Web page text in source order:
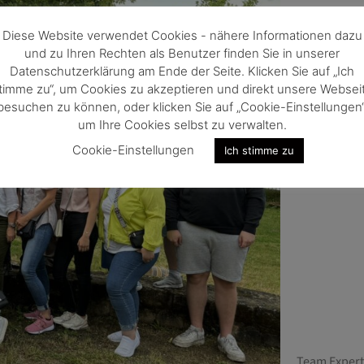
Diese Website verwendet Cookies - nähere Informationen dazu
und zu Ihren Rechten als Benutzer finden Sie in unserer
Datenschutzerklärung am Ende der Seite. Klicken Sie auf „Ich
zu“, um Cookies zu akzeptieren und direkt unsere
zu können, oder klicken Sie auf „Cookie-
um Ihre Cookies selbst zu verwalten.
Cookie-Einstellungen
Ich stimme zu